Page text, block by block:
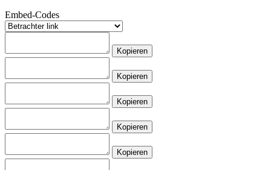
Embed-Codes
Kopieren
Kopieren
Kopieren
Kopieren
Kopieren